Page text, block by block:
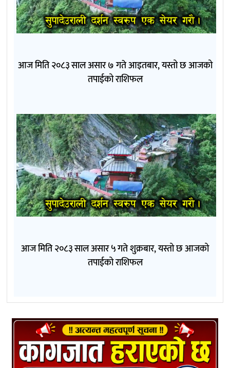
आज मिति २०८३ साल असार ७ गते आइतबार, यस्तो छ आजको
तपाईको राशिफल
आज मिति २०८३ साल असार ५ गते शुक्रबार, यस्तो छ आजको
तपाईको राशिफल